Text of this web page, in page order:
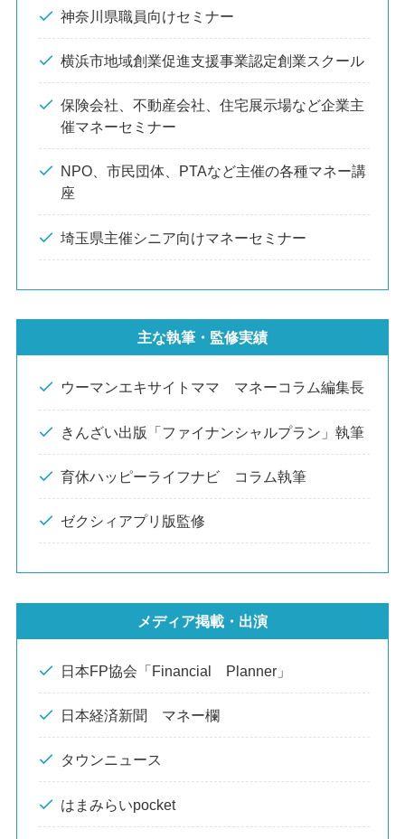
神奈川県職員向けセミナー
横浜市地域創業促進支援事業認定創業スクール
保険会社、不動産会社、住宅展示場など企業主
催マネーセミナー
NPO、市民団体、PTAなど主催の各種マネー講
座
埼玉県主催シニア向けマネーセミナー
主な執筆・監修実績
ウーマンエキサイトママ マネーコラム編集長
きんざい出版「ファイナンシャルプラン」執筆
育休ハッピーライフナビ コラム執筆
ゼクシィアプリ版監修
メディア掲載・出演
日本FP協会「Financial Planner」
日本経済新聞 マネー欄
タウンニュース
はまみらいpocket